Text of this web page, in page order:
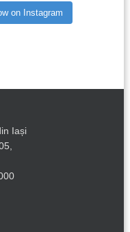
on Instagram
Iași